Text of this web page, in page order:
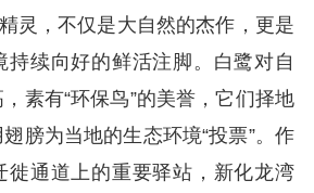
灵，不仅是大自然的杰作，更是
持续向好的鲜活注脚。白鹭对自
素有“环保鸟”的美誉，它们择地
膀为当地的生态环境“投票”。作
徙通道上的重要驿站，新化龙湾